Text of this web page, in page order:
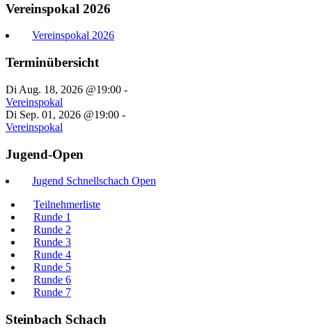
Vereinspokal 2026
Vereinspokal 2026
Terminübersicht
Di Aug. 18, 2026 @19:00 -
Vereinspokal
Di Sep. 01, 2026 @19:00 -
Vereinspokal
Jugend-Open
Jugend Schnellschach Open
Teilnehmerliste
Runde 1
Runde 2
Runde 3
Runde 4
Runde 5
Runde 6
Runde 7
Steinbach Schach